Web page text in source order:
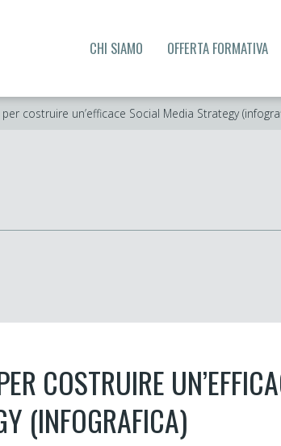
CHI SIAMO OFFERTA FORMATIVA
costruire un’efficace Social Media Strategy
COSTRUIRE
(INFOGRAFICA)